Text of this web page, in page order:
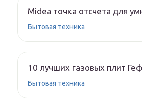
Midea точка отсчета для
Бытовая техника
10 лучших газовых плит
Бытовая техника